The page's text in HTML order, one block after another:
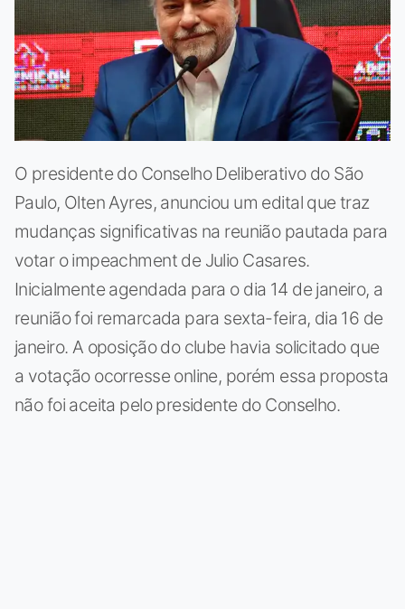
O presidente do Conselho Deliberativo do São
Paulo, Olten Ayres, anunciou um edital que traz
mudanças significativas na reunião pautada para
votar o impeachment de Julio Casares.
Inicialmente agendada para o dia 14 de janeiro, a
reunião foi remarcada para sexta-feira, dia 16 de
janeiro. A oposição do clube havia solicitado que
a votação ocorresse online, porém essa proposta
não foi aceita pelo presidente do Conselho.